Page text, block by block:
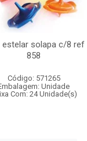
estelar solapa c/8 ref
858
Código: 571265
Unidade
Com: 24 Unidade(s)